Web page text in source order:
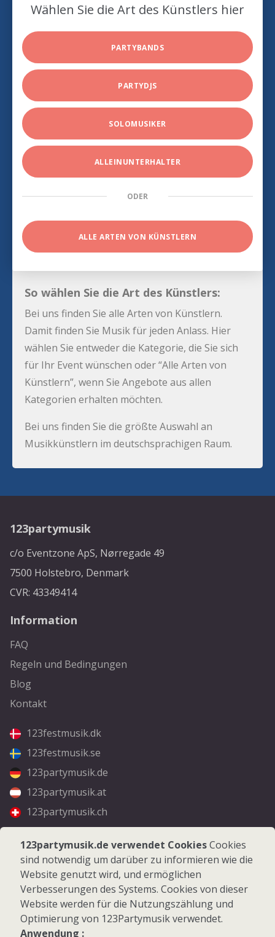
Wählen Sie die Art des Künstlers hier
PARTYBANDS
PARTYDJS
SOLOMUSIKER
ALLEINUNTERHALTER
ODER
ALLE ARTEN VON KÜNSTLERN
So wählen Sie die Art des Künstlers:
Bei uns finden Sie alle Arten von Künstlern.
Damit finden Sie Musik für jeden Anlass. Hier
wählen Sie entweder die Kategorie, die Sie sich
für Ihr Event wünschen oder “Alle Arten von
Künstlern”, wenn Sie Angebote aus allen
Kategorien erhalten möchten.
Bei uns finden Sie die größte Auswahl an
Musikkünstlern im deutschsprachigen Raum.
123partymusik
c/o Eventzone ApS, Nørregade 49
7500 Holstebro, Denmark
CVR: 43349414
Information
FAQ
Regeln und Bedingungen
Blog
Kontakt
123festmusik.dk
123festmusik.se
123partymusik.de
123partymusik.at
123partymusik.ch
Folgen Sie uns
Facebook
Instagram
123partymusik.de verwendet CookiesCookies
sind notwendig um darüber zu informieren wie die
Website genutzt wird, und ermöglichen
Verbesserungen des Systems. Cookies von dieser
Website werden für die Nutzungszählung und
Optimierung von 123Partymusik verwendet.
Anwendung :